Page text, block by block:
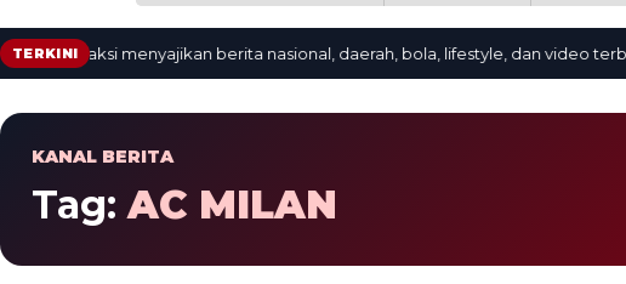
TERKINI
redaksi menyajikan berita nasional, daerah, bola, lifestyle, dan video terbaru.
KANAL BERITA
Tag:AC MILAN